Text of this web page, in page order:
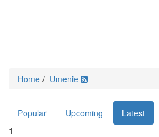
Home / Umenie
Popular Upcoming Latest
1